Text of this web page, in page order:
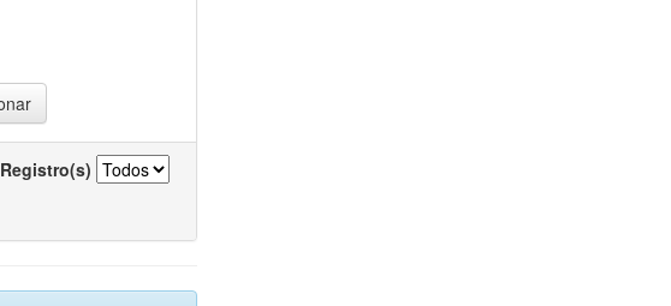
Registro(s)